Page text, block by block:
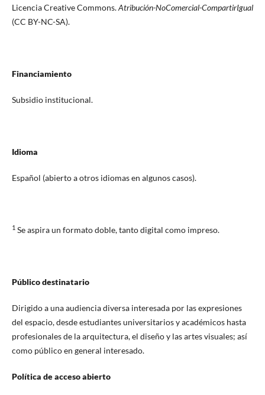
Licencia Creative Commons.Atribución-NoComercial-CompartirIgual
(CC BY-NC-SA).
Financiamiento
Subsidio institucional.
Idioma
Español (abierto a otros idiomas en algunos casos).
1Se aspira un formato doble, tanto digital como impreso.
Público destinatario
Dirigido a una audiencia diversa interesada por las expresiones
del espacio, desde estudiantes universitarios y académicos hasta
profesionales de la arquitectura, el diseño y las artes visuales; así
como público en general interesado.
Política de acceso abierto